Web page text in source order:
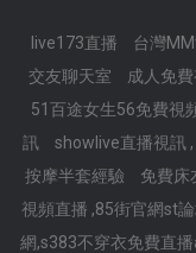
live173直播 台灣
交友聊天室
成人免
51百途女生56免費視
訊
showlive直播視訊
按摩半套經驗
免費床
視頻直播 ,85街官網st
網,s383不穿衣免費直